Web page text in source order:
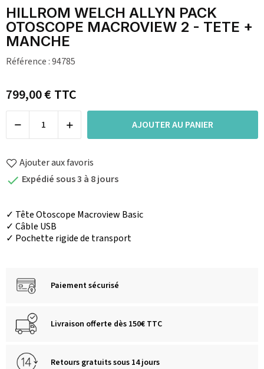
HILLROM WELCH ALLYN PACK
OTOSCOPE MACROVIEW 2 - TETE +
MANCHE
Référence :94785
799,00 €TTC
AJOUTER AU PANIER
Ajouter aux favoris
 Expédié sous 3 à 8 jours
✓ Tête Otoscope Macroview Basic
✓ Câble USB
✓ Pochette rigide de transport
Paiement sécurisé
Livraison offerte dès 150€ TTC
Retours gratuits sous 14 jours